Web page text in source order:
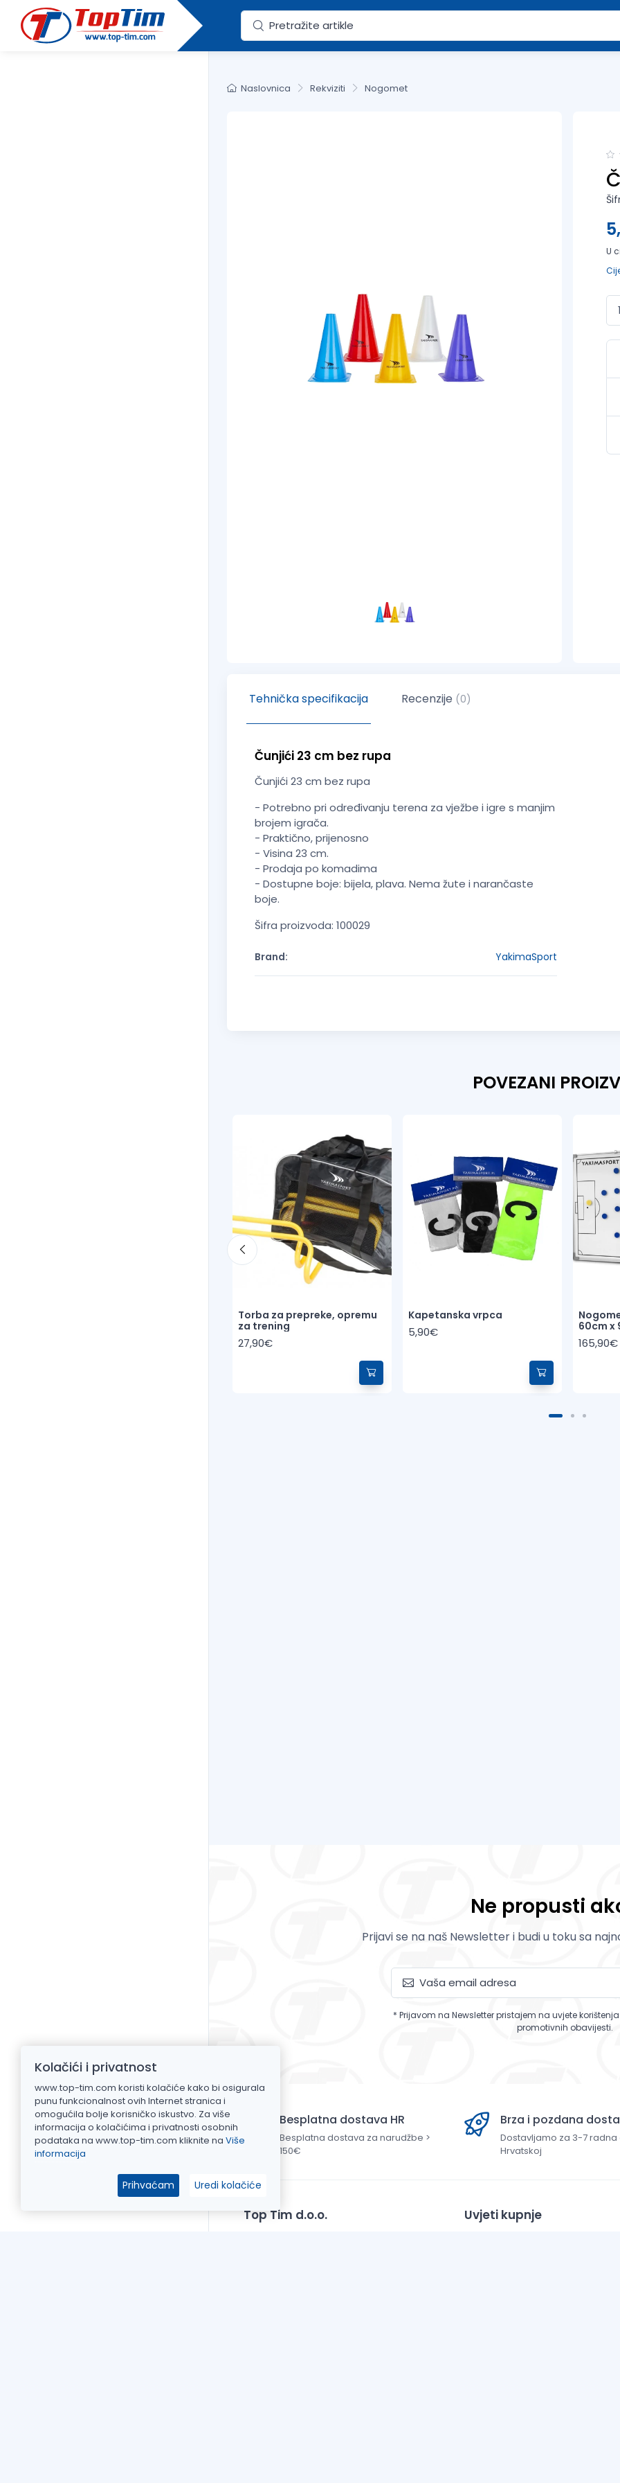
Naslovnica Rekviziti Nogomet
U
Tehnička specifikacija Recenzije (0)
Čunjići 23 cm bez rupa
Čunjići 23 cm bez rupa
- Potrebno pri određivanju terena za vježbe i igre s manjim
brojem igrača.
- Praktično, prijenosno
- Visina 23 cm.
- Prodaja po komadima
- Dostupne boje: bijela, plava. Nema žute i narančaste
boje.
Šifra proizvoda: 100029
Brand: YakimaSport
POVEZANI
Torba za prepreke, opremu
za trening
27,90€
Kapetanska vrpca
5,90€
60cm x
165,90€
Ne propusti
Prijavi se na naš Newsletter i budi u toku sa
* Prijavom na Newsletter pristajem na uvjete
promotivnih obavijesti.
Besplatna dostava HR
Besplatna dostava za narudžbe >
150€
Brza i pozdana
Dostavljamo za 3-7 radna
Hrvatskoj
Top Tim d.o.o. Uvjeti kupnje
Kolačići i privatnost
www.top-tim.com koristi kolačiće kako bi osigurala
punu funkcionalnost ovih Internet stranica i
omogućila bolje korisničko iskustvo. Za više
informacija o kolačićima i privatnosti osobnih
podataka na www.top-tim.com kliknite na Više
informacija
Prihvaćam Uredi kolačiće